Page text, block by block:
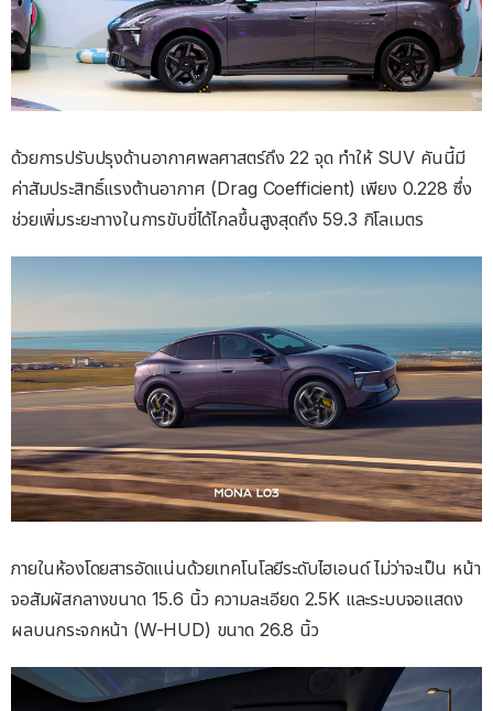
ด้วยการปรับปรุงด้านอากาศพลศาสตร์ถึง 22 จุด ทำให้ SUV คันนี้มี
ค่าสัมประสิทธิ์แรงต้านอากาศ (Drag Coefficient) เพียง 0.228 ซึ่ง
ช่วยเพิ่มระยะทางในการขับขี่ได้ไกลขึ้นสูงสุดถึง 59.3 กิโลเมตร
ภายในห้องโดยสารอัดแน่นด้วยเทคโนโลยีระดับไฮเอนด์ ไม่ว่าจะเป็น หน้า
จอสัมผัสกลางขนาด 15.6 นิ้ว ความละเอียด 2.5K และระบบจอแสดง
ผลบนกระจกหน้า (W-HUD) ขนาด 26.8 นิ้ว